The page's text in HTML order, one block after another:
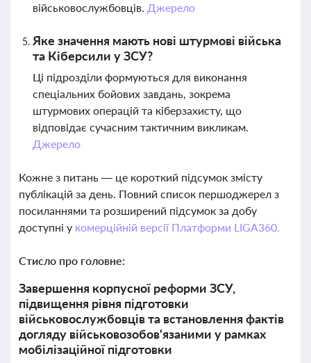
військовослужбовців. Джерело
Яке значення мають нові штурмові війська
та Кіберсили у ЗСУ?
Ці підрозділи формуються для виконання
спеціальних бойових завдань, зокрема
штурмових операцій та кіберзахисту, що
відповідає сучасним тактичним викликам.
Джерело
Кожне з питань — це короткий підсумок змісту
публікацій за день. Повний список першоджерел з
посиланнями та розширений підсумок за добу
доступні у комерційній версії Платформи LIGA360.
Стисло про головне:
Завершення корпусної реформи ЗСУ,
підвищення рівня підготовки
військовослужбовців та встановлення фактів
догляду військовозобов'язаними у рамках
мобілізаційної підготовки